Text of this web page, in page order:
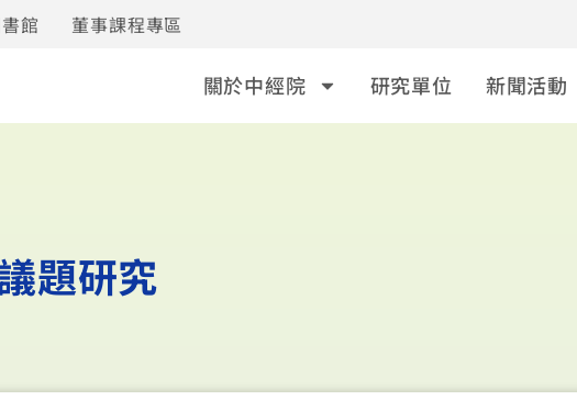
館 董事課程專區
關於中經院 研究單位 新聞活動
題研究